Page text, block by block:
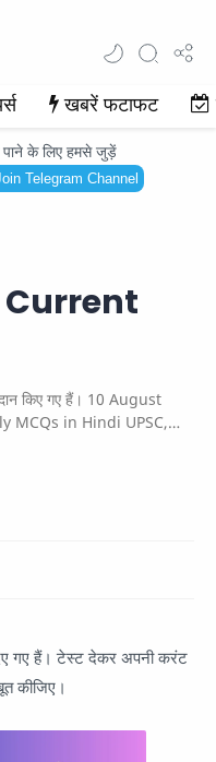
खबरें फटाफट
के लिए हमसे जुड़ें
Telegram Channel
Current
किए गए हैं। 10 August
MCQs in Hindi UPSC,
गए हैं। टेस्ट देकर अपनी करंट
कीजिए।